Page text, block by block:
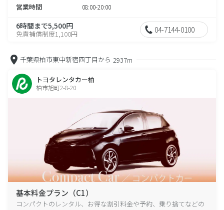
営業時間 08:00-20:00
6時間まで5,500円
免責補償制度1,100円 04-7144-0100
千葉県柏市東中新宿四丁目から 2937m
トヨタレンタカー柏
柏市旭町2-8-20
基本料金プラン（C1）
コンパクトのレンタル、お得な割引料金や予約、乗り捨てなどの